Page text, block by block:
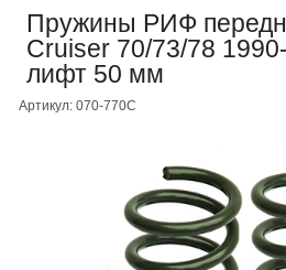
Пружины РИФ
Cruiser 70/73/78
лифт 50 мм
Артикул: 070-770C